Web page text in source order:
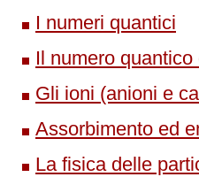
I numeri quantici
Il numero
Gli ioni (anioni e
Assorbimento ed
La fisica delle